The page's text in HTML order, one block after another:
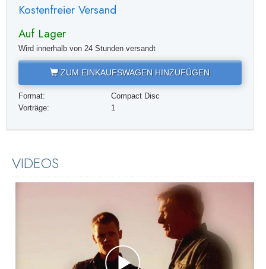
Kostenfreier Versand
Auf Lager
Wird innerhalb von 24 Stunden versandt
ZUM EINKAUFSWAGEN HINZUFÜGEN
Format:
Compact Disc
Vorträge:
1
VIDEOS